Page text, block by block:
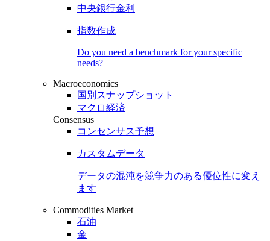
中央銀行金利
指数作成
Do you need a benchmark for your specific
needs?
Macroeconomics
国別スナップショット
マクロ経済
Consensus
コンセンサス予想
カスタムデータ
データの混沌を競争力のある優位性に変え
ます
Commodities Market
石油
金